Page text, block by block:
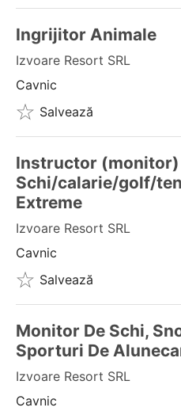
Ingrijitor Animale
Izvoare Resort SRL
Cavnic
Salvează
Instructor (monitor)
Schi/calarie/golf/
Extreme
Izvoare Resort SRL
Cavnic
Salvează
Monitor De Schi,
Sporturi De
Izvoare Resort SRL
Cavnic